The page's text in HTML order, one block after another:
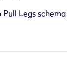
Pull Legs schema